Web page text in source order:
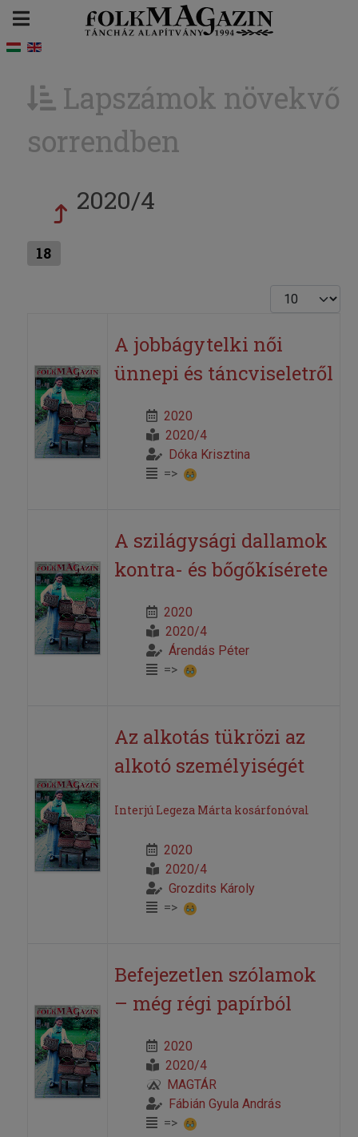
Lapszámok növekvő
sorrendben
2020/4
18
Tételek #
A jobbágytelki női
ünnepi és táncviseletről
2020
2020/4
Dóka Krisztina
=>
A szilágysági dallamok
kontra- és bőgőkísérete
2020
2020/4
Árendás Péter
=>
Az alkotás tükrözi az
alkotó személyiségét
Interjú Legeza Márta kosárfonóval
2020
2020/4
Grozdits Károly
=>
Befejezetlen szólamok
– még régi papírból
2020
2020/4
MAGTÁR
Fábián Gyula András
=>